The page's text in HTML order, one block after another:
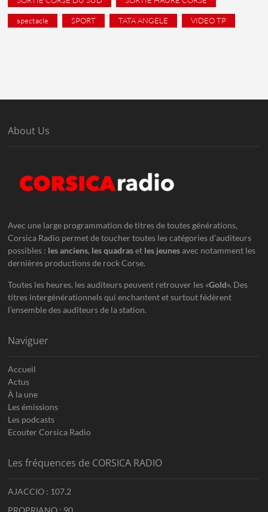
spectacle SPORT TATA ANGELE VIDEO TP
About Us
Avec une large programmation de titres de toutes générations,
Corsica Radio permet de toucher toutes les catégories d’auditeurs
possibles : les anciens, les quadraset les jeunesavec notamment les
dernières productions de rock Corse.
Toutes les heures, les auditeurs peuvent retrouver les «Gold». Des
titres intergénérationnels qui enchantent et surtout fédèrent
l’ensemble des auditeurs de la station.
Naviguer
Accueil
Actus
À la une
Les émissions
Les podcasts
Ecouter Corsica Radio
Les fréquences de CORSICA RADIO
AJACCIO : 107.2
PROPRIANO : 90